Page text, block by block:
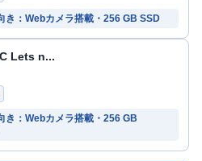
き：Webカメラ搭載・256 GB SSD
Lets n...
き：Webカメラ搭載・256 GB